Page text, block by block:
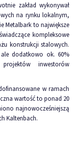
zakład wykonywał
na rynku lokalnym,
Metalbark to największe
kompleksowe
konstrukcji stalowych.
dodatkowo ok. 60%
inwestorów
w ramach
wartość to ponad 20
najnowocześniejszą
Kaltenbach.